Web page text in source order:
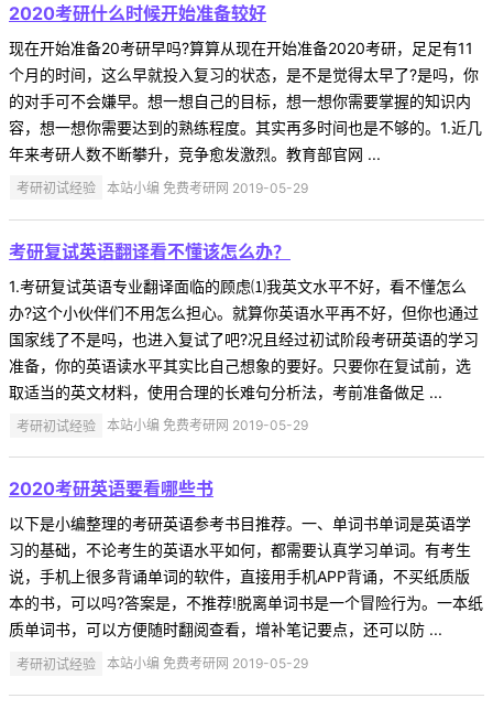
2020考研什么时候开始准备较好
现在开始准备20考研早吗?算算从现在开始准备2020考研，足足有11
个月的时间，这么早就投入复习的状态，是不是觉得太早了?是吗，你
的对手可不会嫌早。想一想自己的目标，想一想你需要掌握的知识内
容，想一想你需要达到的熟练程度。其实再多时间也是不够的。1.近几
年来考研人数不断攀升，竞争愈发激烈。教育部官网 ...
考研初试经验 本站小编 免费考研网 2019-05-29
考研复试英语翻译看不懂该怎么办？
1.考研复试英语专业翻译面临的顾虑⑴我英文水平不好，看不懂怎么
办?这个小伙伴们不用怎么担心。就算你英语水平再不好，但你也通过
国家线了不是吗，也进入复试了吧?况且经过初试阶段考研英语的学习
准备，你的英语读水平其实比自己想象的要好。只要你在复试前，选
取适当的英文材料，使用合理的长难句分析法，考前准备做足 ...
考研初试经验 本站小编 免费考研网 2019-05-29
2020考研英语要看哪些书
以下是小编整理的考研英语参考书目推荐。一、单词书单词是英语学
习的基础，不论考生的英语水平如何，都需要认真学习单词。有考生
说，手机上很多背诵单词的软件，直接用手机APP背诵，不买纸质版
本的书，可以吗?答案是，不推荐!脱离单词书是一个冒险行为。一本纸
质单词书，可以方便随时翻阅查看，增补笔记要点，还可以防 ...
考研初试经验 本站小编 免费考研网 2019-05-29